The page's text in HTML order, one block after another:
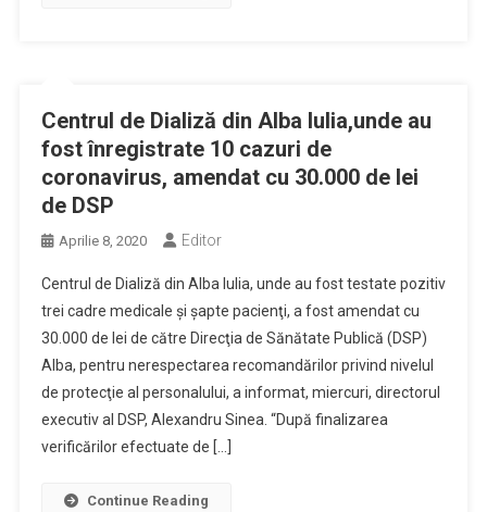
Centrul de Dializă din Alba Iulia,unde au
fost înregistrate 10 cazuri de
coronavirus, amendat cu 30.000 de lei
de DSP
Aprilie 8, 2020 Editor
Centrul de Dializă din Alba Iulia, unde au fost testate pozitiv
trei cadre medicale şi şapte pacienţi, a fost amendat cu
30.000 de lei de către Direcţia de Sănătate Publică (DSP)
Alba, pentru nerespectarea recomandărilor privind nivelul
de protecţie al personalului, a informat, miercuri, directorul
executiv al DSP, Alexandru Sinea. “După finalizarea
verificărilor efectuate de […]
Continue Reading